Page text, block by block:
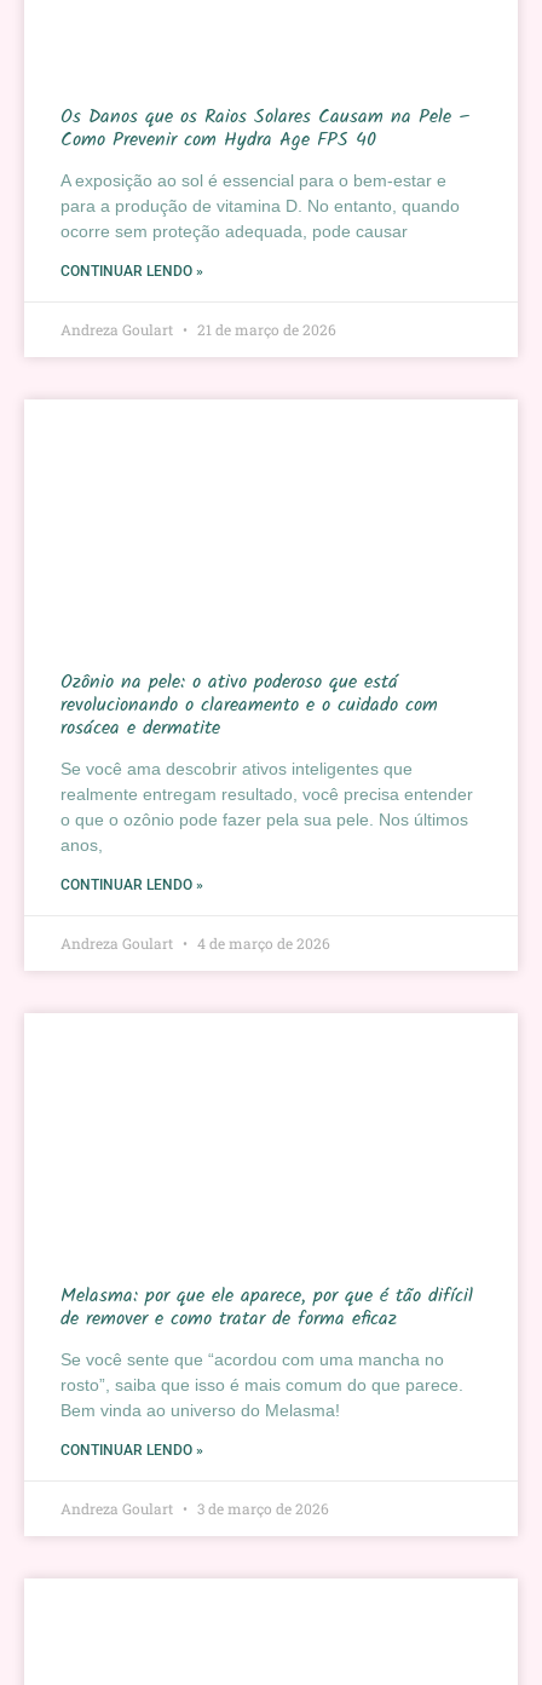
Os Danos que os Raios Solares Causam na Pele –
Como Prevenir com Hydra Age FPS 40
A exposição ao sol é essencial para o bem-estar e
para a produção de vitamina D. No entanto, quando
ocorre sem proteção adequada, pode causar
CONTINUAR LENDO »
Andreza Goulart 21 de março de 2026
Ozônio na pele: o ativo poderoso que está
revolucionando o clareamento e o cuidado com
rosácea e dermatite
Se você ama descobrir ativos inteligentes que
realmente entregam resultado, você precisa entender
o que o ozônio pode fazer pela sua pele. Nos últimos
anos,
CONTINUAR LENDO »
Andreza Goulart 4 de março de 2026
Melasma: por que ele aparece, por que é tão difícil
de remover e como tratar de forma eficaz
Se você sente que “acordou com uma mancha no
rosto”, saiba que isso é mais comum do que parece.
Bem vinda ao universo do Melasma!
CONTINUAR LENDO »
Andreza Goulart 3 de março de 2026